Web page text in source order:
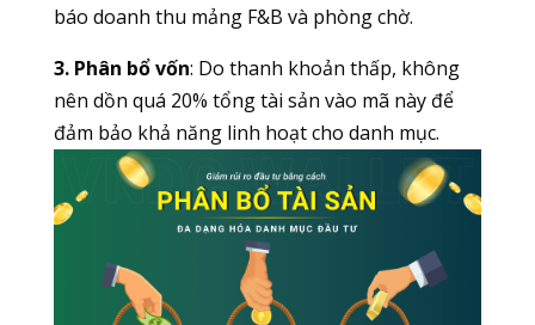
báo doanh thu mảng F&B và phòng chờ.
3. Phân bổ vốn: Do thanh khoản thấp, không
nên dồn quá 20% tổng tài sản vào mã này để
đảm bảo khả năng linh hoạt cho danh mục.